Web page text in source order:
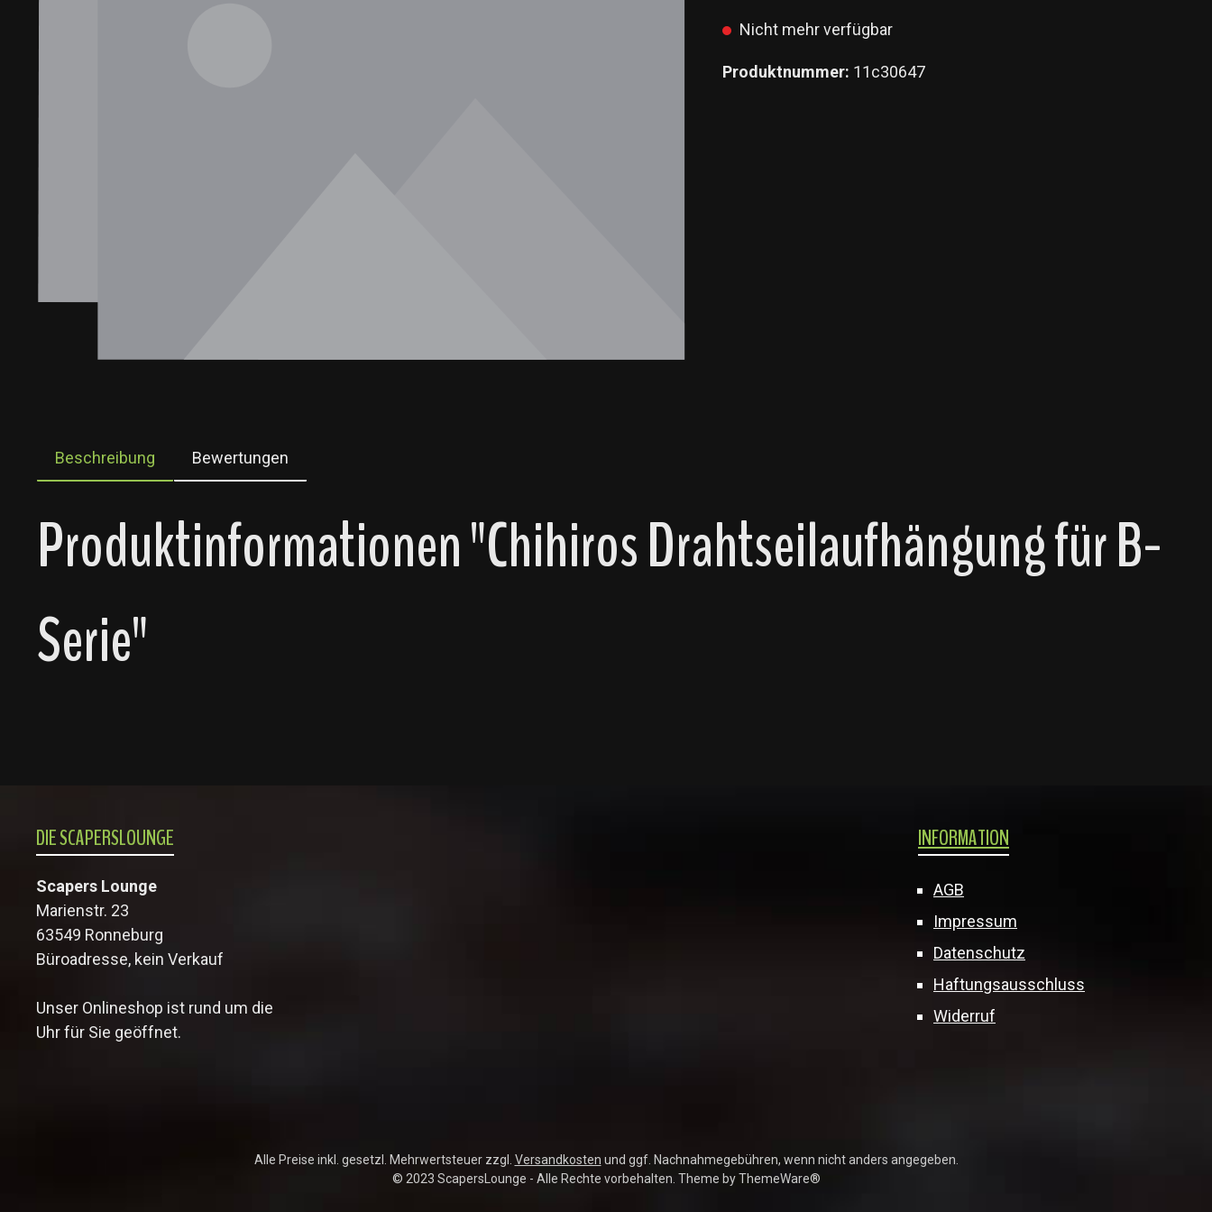
Nicht mehr verfügbar
Produktnummer: 11c30647
Beschreibung Bewertungen
Produktinformationen "Chihiros Drahtseilaufhängung für B-
Serie"
DIE SCAPERSLOUNGE
Scapers Lounge
Marienstr. 23
63549 Ronneburg
Büroadresse, kein Verkauf
Unser Onlineshop ist rund um die
Uhr für Sie geöffnet.
INFORMATION
AGB
Impressum
Datenschutz
Haftungsausschluss
Widerruf
Alle Preise inkl. gesetzl. Mehrwertsteuer zzgl. Versandkosten und ggf. Nachnahmegebühren, wenn nicht anders angegeben.
© 2023 ScapersLounge - Alle Rechte vorbehalten. Theme byThemeWare®